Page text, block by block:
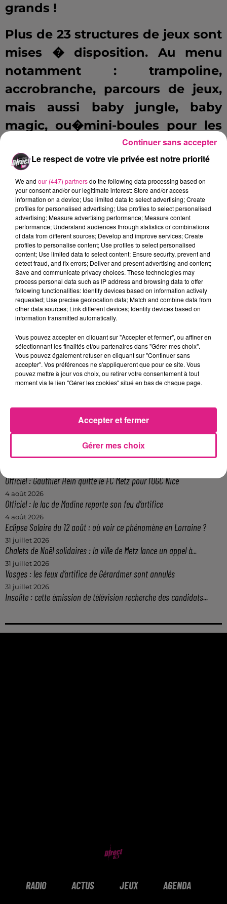
grands !
Plus de 23 structures de jeux sont
mises � disposition. Au menu
notamment : trampoline,
accrobranche, parcours de jeux,
mais aussi baby jungle, baby
magic, ou�mini-boules pour les
plus petits. Des ateliers
th�matiques seront �galement
propos�s � toute la famille ;
atelier d'anglais, mission �co-
attitude, loisirs cr�atifs, couture,
sculpture sur ballons, maquillage,
initiation aux premiers secours...
Dynamic Land sera ouvert du 15
F�vrier au 24 F�vrier, tous les
jours, de 10h � 18h.
Tarifs :�Enfants : 8�50  Adultes
: 6�50  moins de 3 ans : gratuit
Cr�dit Photo : dynamicland
Metz : une distribution de lunette gratuite pour voir l’éclipse
Casting de Woof : l'Euro-Métropole de Metz part à la recherche de...
Officiel : Gauthier Hein quitte le FC Metz pour l'OGC Nice
4 août 2026
Officiel : le lac de Madine reporte son feu d’artifice
4 août 2026
Eclipse Solaire du 12 août : où voir ce phénomène en Lorraine ?
31 juillet 2026
Chalets de Noël solidaires : la ville de Metz lance un appel à...
31 juillet 2026
Vosges : les feux d’artifice de Gérardmer sont annulés
31 juillet 2026
Insolite : cette émission de télévision recherche des candidats...
RADIO ACTUS JEUX AGENDA
Le respect de votre vie privée est notre priorité
We and our (447) partnersdo the following data processing based on
your consent and/or our legitimate interest: Store and/or access
information on a device; Use limited data to select advertising; Create
profiles for personalised advertising; Use profiles to select personalised
advertising; Measure advertising performance; Measure content
performance; Understand audiences through statistics or combinations
of data from different sources; Develop and improve services; Create
profiles to personalise content; Use profiles to select personalised
content; Use limited data to select content; Ensure security, prevent and
detect fraud, and fix errors; Deliver and present advertising and content;
Save and communicate privacy choices. These technologies may
process personal data such as IP address and browsing data to offer
following functionalities: Identify devices based on information actively
requested; Use precise geolocation data; Match and combine data from
other data sources; Link different devices; Identify devices based on
information transmitted automatically.
Vous pouvez accepter en cliquant sur "Accepter et fermer", ou affiner en
sélectionnant les finalités et/ou partenaires dans "Gérer mes choix".
Vous pouvez également refuser en cliquant sur "Continuer sans
accepter". Vos préférences ne s'appliqueront que pour ce site. Vous
pouvez mettre à jour vos choix, ou retirer votre consentement à tout
moment via le lien "Gérer les cookies" situé en bas de chaque page.
Gérer mes choix
Accepter et fermer
Continuer sans accepter